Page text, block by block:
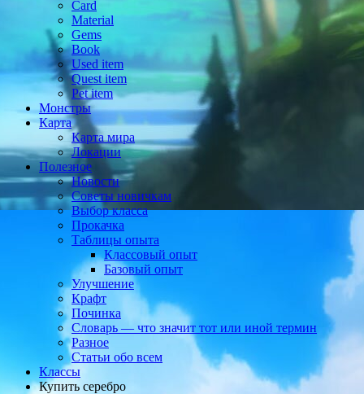
Card
Material
Gems
Book
Used item
Quest item
Pet item
Монстры
Карта
Карта мира
Локации
Полезное
Новости
Советы новичкам
Выбор класса
Прокачка
Таблицы опыта
Классовый опыт
Базовый опыт
Улучшение
Крафт
Починка
Словарь — что значит тот или иной термин
Разное
Статьи обо всем
Классы
Купить серебро